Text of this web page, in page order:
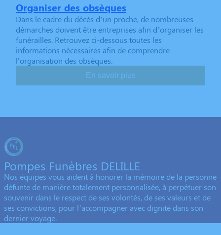
Organiser des obsèques
Dans le cadre du décès d’un proche, de nombreuses
démarches doivent être entreprises afin d’organiser les
funérailles. Retrouvez ci-dessous toutes les
informations nécessaires afin de comprendre
l'organisation des obsèques.
En savoir plus
Pompes Funèbres DELILLE
Nos équipes vous aident à honorer la mémoire de la personne
défunte de manière totalement personnalisée, à perpétuer son
souvenir dans le respect de ses volontés, de ses valeurs et de
ses convictions, pour l’accompagner avec dignité dans son
dernier voyage.